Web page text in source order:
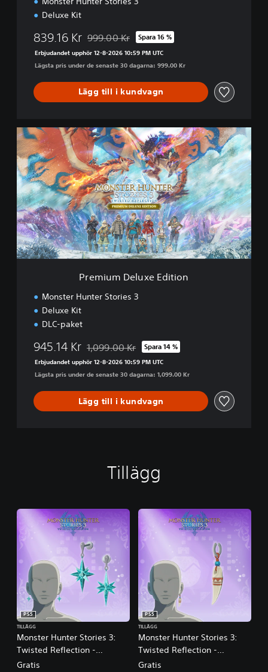
o
n
Deluxe Kit
839.16 Kr Nedsatt från ursprungspriset på 999.00 Kr
999.00 Kr Spara 16 %
Erbjudandet upphör 12-8-2026 10:59 PM UTC
Lägsta pris under de senaste 30 dagarna: 999.00 Kr
Lägg till i kundvagn
P
r
e
m
i
m
D
e
l
u
x
Premium Deluxe Edition
Monster Hunter Stories 3
Deluxe Kit
DLC-paket
945.14 Kr Nedsatt från ursprungspriset på 1,099.00 Kr
1,099.00 Kr Spara 14 %
Erbjudandet upphör 12-8-2026 10:59 PM UTC
Lägsta pris under de senaste 30 dagarna: 1,099.00 Kr
Lägg till i kundvagn
Tillägg
Monster Hunter Stories 3:
Twisted Reflection -
Accessoar: Crystalline
PS5
TILLÄGG
Gratis
Monster Hunter Stories 3:
Twisted Reflection -
Accessoar: Fang Talisman
PS5
TILLÄGG
Gratis